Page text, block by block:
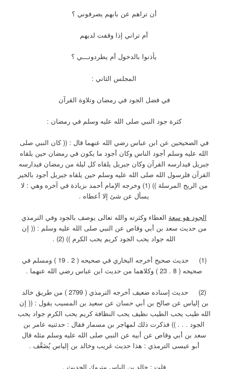
أن تراهم عن بابهم يصرفوني ؟
أم تراني إذا وقفت لديهم
يأذنوا بالدخول أم يطردونـــي ؟
المجلس الثاني :
في فضل الجود في رمضان وتلاوة القرآن
كثرة جود النبي صلى الله عليه وسلم في رمضان :
في الصحيحين عن ابن عباس رضي الله عنهما قال : (( كان النبي صلى
الله عليه وسلم أجود الناس وكان أجود ما يكون في رمضان حين يلقاه
جبريل فيدارسه القرآن وكان جبريل يلقاه كل ليلة من رمضان فيدارسه
القرآن فلرسول الله صلى الله عليه وسلم حين يلقاه جبريل أجود بالخير
من الريح المرسلة )) (1) وخرجه الإمام أحمد بزيادة في آخره وهي : لا
يسأل عن شئ إلا أعطاه .
الجود هو سعة العطاء وكثرته والله تعالى يوصف بالجود وفي الترمذي
من حديث سعد بن أبي وقاص عن النبي صلى الله عليه وسلم : (( إن
الله جواد يحب الجود كريم يحب الكرم )) (2) .
(1) حديث صحيح أخرجه البخاري في صحيحه ( 2 . 19 ) ومسلم في
صحيحه ( 8 . 23 ) وكلاهما من حديث ابن عباس رضي الله عنهما .
(2) حديث إسناده ضعيف أخرجه الترمذي ( 2799 ) من طريق خالد
بن إلياس عن صالح بن أبي حسان عن سعيد بن المسيب يقول : (( إن
الله طيب يحب الطيب نظيف يحب النظافة كريم يحب الكرم جواد يحب
الجود . . . )) فذكرت ذلك لمهاجر بن مسمار فقال : حدثنيه عامر بن
سعد بن أبي وقاص عن أبيه عن النبي صلى الله عليه وسلم مثله قال
أبو عيسى الترمذي : هذا حديث غريب وخالد بن إلياس يُضَعَّف .
قلت : خالد بن إلياس متروك الحديث .